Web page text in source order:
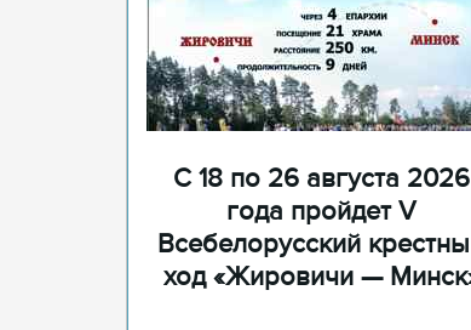
С 18 по 26 августа 2026
года пройдет V
Всебелорусский
ход «Жировичи —